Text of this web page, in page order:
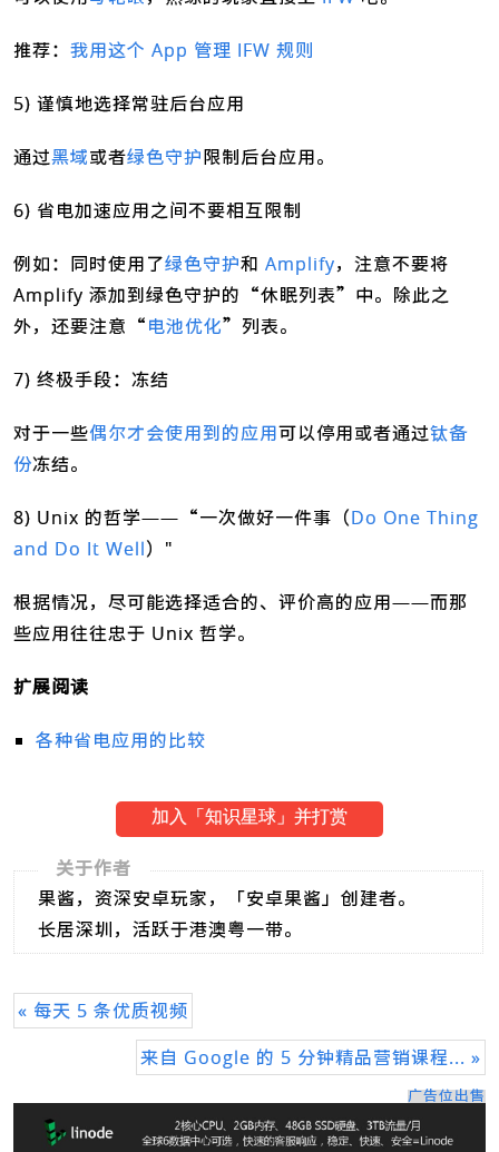
推荐： 我用这个 App 管理 IFW 规则
5) 谨慎地选择常驻后台应用
通过黑域或者绿色守护限制后台应用。
6) 省电加速应用之间不要相互限制
例如：同时使用了绿色守护和 Amplify，注意不要将
Amplify 添加到绿色守护的“休眠列表”中。除此之
外，还要注意“电池优化”列表。
7) 终极手段：冻结
对于一些偶尔才会使用到的应用可以停用或者通过钛备
份冻结。
8) Unix 的哲学——“一次做好一件事（Do One Thing
and Do It Well）"
根据情况，尽可能选择适合的、评价高的应用——而那
些应用往往忠于 Unix 哲学。
扩展阅读
各种省电应用的比较
加入「知识星球」并打赏
关于作者
果酱，资深安卓玩家，「安卓果酱」创建者。
长居深圳，活跃于港澳粤一带。
« 每天 5 条优质视频
来自 Google 的 5 分钟精品营销课程... »
广告位出售